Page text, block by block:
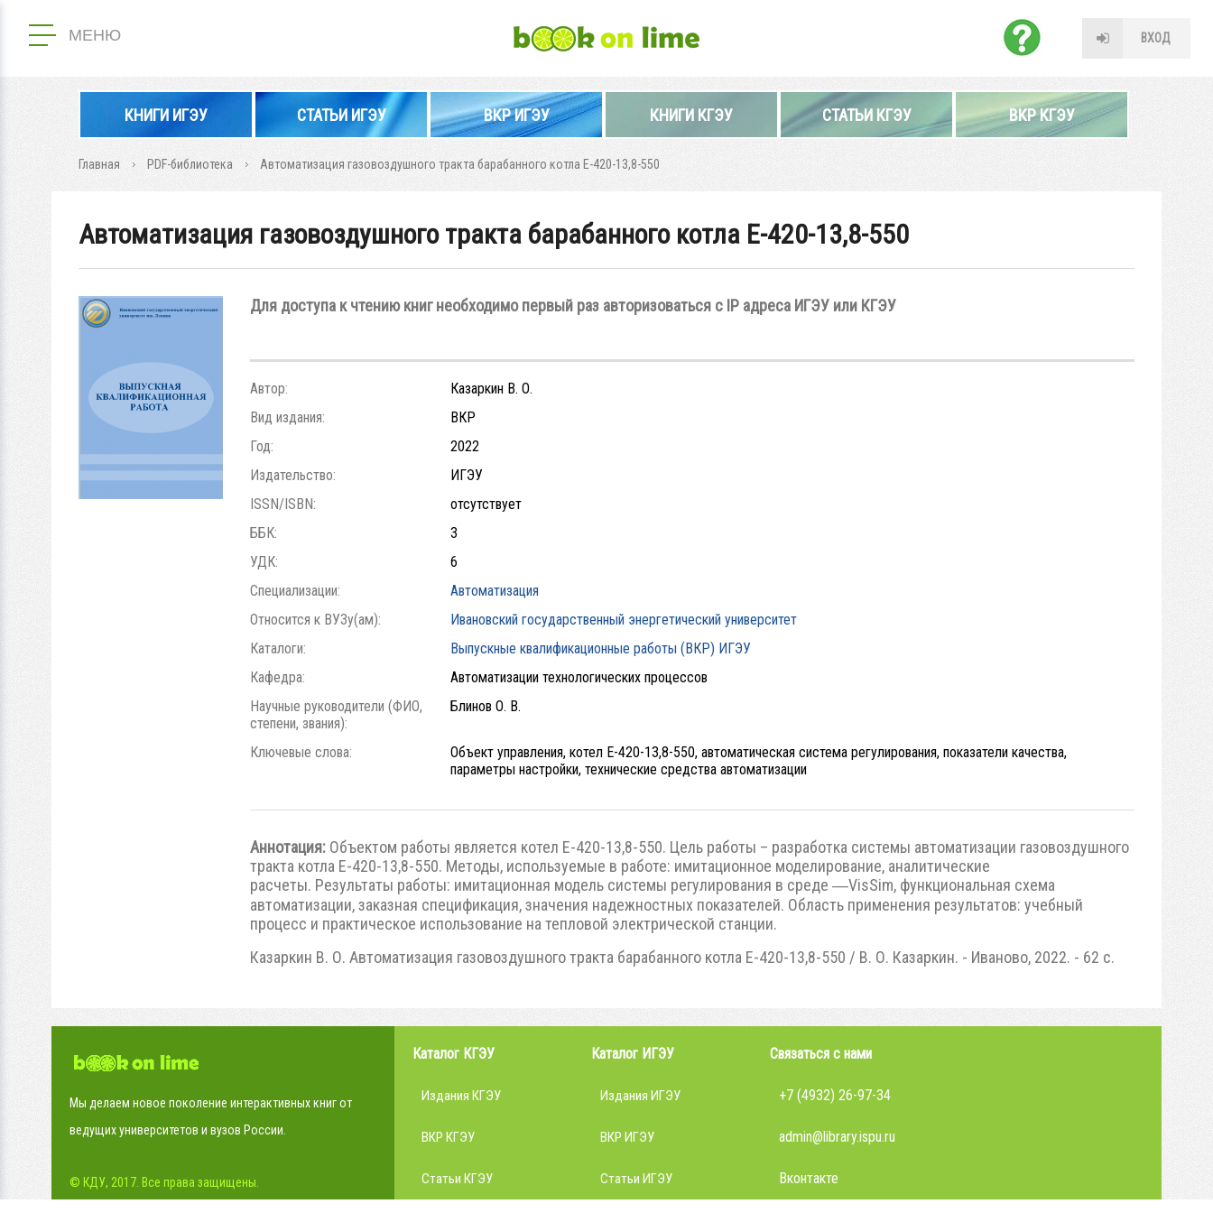
МЕНЮ ВХОД
КНИГИ ИГЭУ СТАТЬИ ИГЭУ ВКР ИГЭУ КНИГИ КГЭУ СТАТЬИ КГЭУ ВКР КГЭУ
Главная PDF-библиотека Автоматизация газовоздушного тракта барабанного котла Е-420-13,8-550
Автоматизация газовоздушного тракта барабанного котла Е-420-13,8-550
Для доступа к чтению книг необходимо первый раз авторизоваться с IP адреса ИГЭУ или КГЭУ
Автор:
Казаркин В. О.
Вид издания:
ВКР
Год:
2022
Издательство:
ИГЭУ
ISSN/ISBN:
отсутствует
ББК:
3
УДК:
6
Специализации:
Автоматизация
Относится к ВУЗу(ам):
Ивановский государственный энергетический университет
Каталоги:
Выпускные квалификационные работы (ВКР) ИГЭУ
Кафедра:
Автоматизации технологических процессов
Научные руководители (ФИО,
степени, звания):
Блинов О. В.
Ключевые слова:
Объект управления, котел Е-420-13,8-550, автоматическая система регулирования, показатели качества,
параметры настройки, технические средства автоматизации
Аннотация: Объектом работы является котел Е-420-13,8-550. Цель работы – разработка системы автоматизации газовоздушного
тракта котла Е-420-13,8-550. Методы, используемые в работе: имитационное моделирование, аналитические
расчеты. Результаты работы: имитационная модель системы регулирования в среде ―VisSim, функциональная схема
автоматизации, заказная спецификация, значения надежностных показателей. Область применения результатов: учебный
процесс и практическое использование на тепловой электрической станции.
Казаркин В. О. Автоматизация газовоздушного тракта барабанного котла Е-420-13,8-550 / В. О. Казаркин. - Иваново, 2022. - 62 с.
Мы делаем новое поколение интерактивных книг от
ведущих университетов и вузов России.
© КДУ, 2017. Все права защищены.
Каталог КГЭУ
Издания КГЭУ
ВКР КГЭУ
Статьи КГЭУ
Каталог ИГЭУ
Издания ИГЭУ
ВКР ИГЭУ
Статьи ИГЭУ
Связаться с нами
+7 (4932) 26-97-34
admin@library.ispu.ru
Вконтакте